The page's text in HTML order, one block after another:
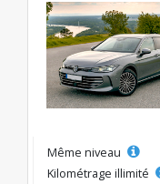
Même niveau
Kilométrage illimité